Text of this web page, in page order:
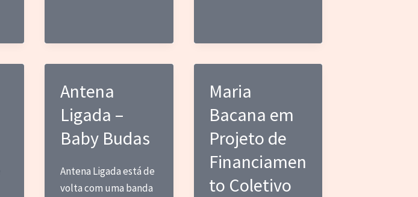
Antena
Ligada –
Baby Budas
Antena Ligada está de
volta com uma banda
Maria
Bacana em
Projeto de
Financiamen
to Coletivo